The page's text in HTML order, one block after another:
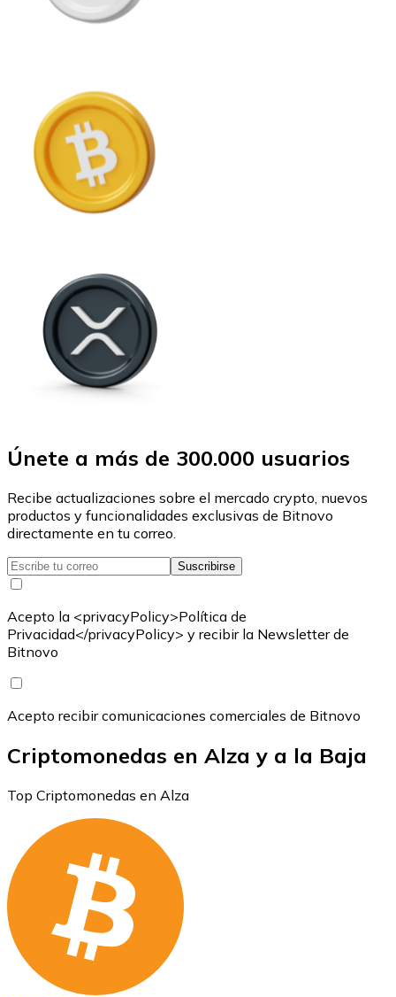
Únete a más de 300.000 usuarios
Recibe actualizaciones sobre el mercado crypto, nuevos
productos y funcionalidades exclusivas de Bitnovo
directamente en tu correo.
Suscribirse
Acepto la <privacyPolicy>Política de
Privacidad</privacyPolicy> y recibir la Newsletter de
Bitnovo
Acepto recibir comunicaciones comerciales de Bitnovo
Criptomonedas en Alza y a la Baja
Top Criptomonedas en Alza